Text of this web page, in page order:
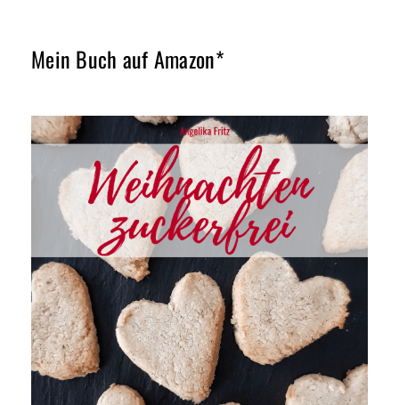
Mein Buch auf Amazon*